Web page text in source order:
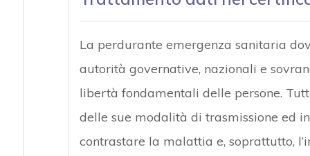
La perdurante emergenza sanitaria
autorità governative, nazionali e
libertà fondamentali delle persone.
delle sue modalità di trasmissione ed
contrastare la malattia e, soprattutto,